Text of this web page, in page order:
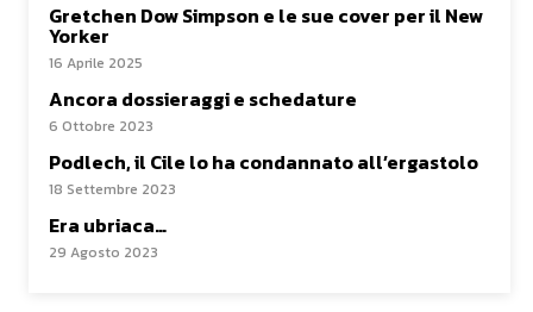
Gretchen Dow Simpson e le sue cover per il New
Yorker
16 Aprile 2025
Ancora dossieraggi e schedature
6 Ottobre 2023
Podlech, il Cile lo ha condannato all’ergastolo
18 Settembre 2023
Era ubriaca…
29 Agosto 2023